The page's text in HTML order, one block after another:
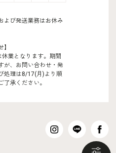
よび発送業務はお休み
】
業となります。期間
が、お問い合わせ・発
処理は8/17(月)より順
了承ください。